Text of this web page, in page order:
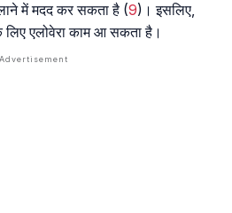
में मदद कर सकता है (9)। इसलिए,
एलोवेरा काम आ सकता है।